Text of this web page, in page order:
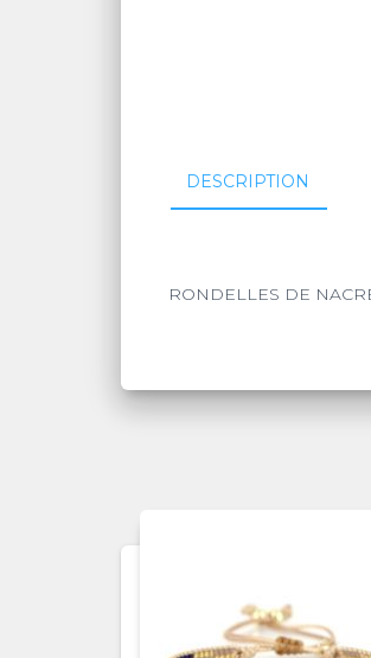
DESCRIPTION
RONDELLES DE